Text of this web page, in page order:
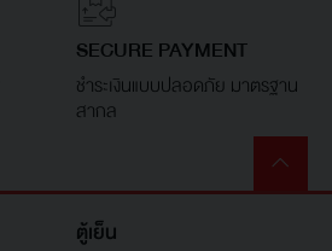
SECURE PAYMENT
ชำระเงินแบบปลอดภัย มาตรฐาน
สากล
ตู้เย็น